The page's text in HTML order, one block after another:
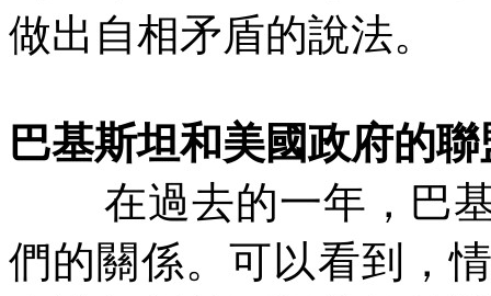
做出自相矛盾的說法。
巴基斯坦和美國政府的聯
在過去的一年，巴
們的關係。可以看到，